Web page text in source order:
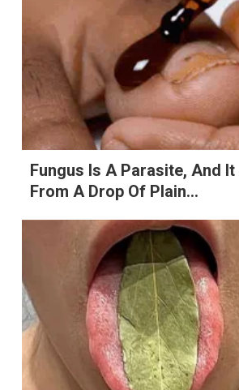
Fungus Is A Parasite, And It
From A Drop Of Plain...